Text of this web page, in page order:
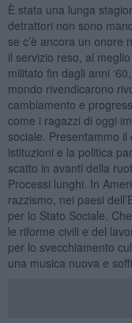
È stata una lunga
detrattori non sono
se c’è ancora un onore
il servizio reso, al
militato fin dagli anni
mondo rivendicarono
cambiamento e
come i ragazzi di oggi
sociale. Presentammo
istituzioni e la politica
scatto in avanti della
Processi lunghi. In
razzismo, nei paesi
per lo Stato Sociale.
le riforme civili e del
per lo svecchiamento
una musica nuova e